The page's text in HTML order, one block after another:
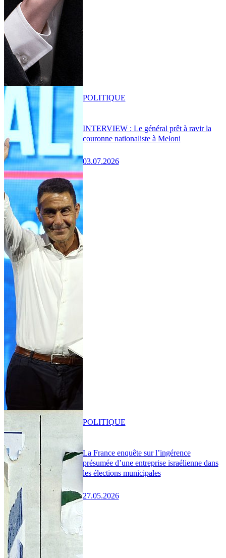
INTERVIEW : Le général prêt à ravir la
couronne nationaliste à Meloni
03.07.2026
POLITIQUE
La France enquête sur l’ingérence
présumée d’une entreprise israélienne dans
les élections municipales
27.05.2026
POLITIQUE